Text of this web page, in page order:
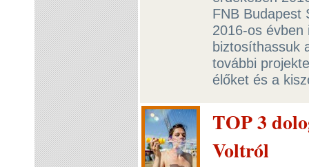
FNB Budapest
2016-os évben
biztosíthassuk
további
élőket és a
TOP 3
Voltról